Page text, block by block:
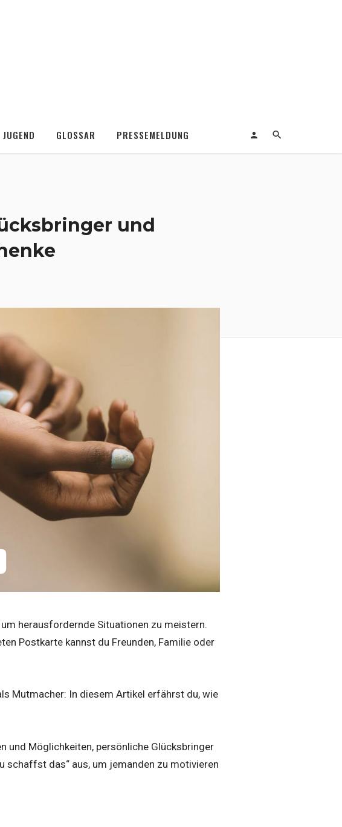
JUGEND GLOSSAR PRESSEMELDUNG
und
herausfordernde Situationen zu meistern.
Postkarte kannst du Freunden, Familie oder
Mutmacher: In diesem Artikel erfährst du, wie
und Möglichkeiten, persönliche Glücksbringer
schaffst das“ aus, um jemanden zu motivieren